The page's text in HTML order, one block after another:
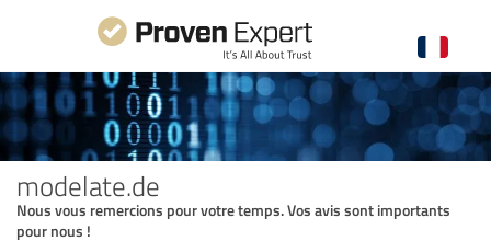
modelate.de
Nous vous remercions pour votre temps. Vos avis sont importants
pour nous !